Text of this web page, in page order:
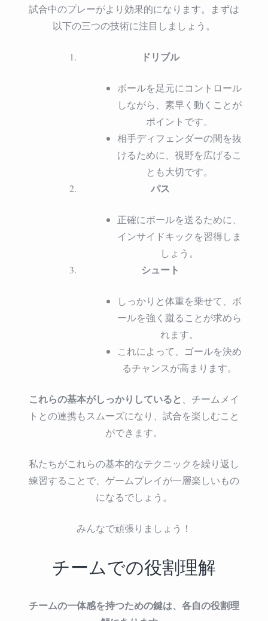
試合中のプレーがより効果的になります。まずは
以下の三つの技術に注目しましょう。
ドリブル
ボールを足元にコントロール
しながら、素早く動くことが
ポイントです。
相手ディフェンダーの間を抜
けるために、視野を広げるこ
とも大切です。
パス
正確にボールを送るために、
インサイドキックを習得しま
しょう。
シュート
しっかりと体重を乗せて、ボ
ールを強く蹴ることが求めら
れます。
これによって、ゴールを決め
るチャンスが高まります。
これらの基本がしっかりしていると
、チームメイ
トとの連携もスムーズになり、試合を楽しむこと
ができます。
私たちがこれらの基本的なテクニックを繰り返し
練習することで、ゲームプレイが一層楽しいもの
になるでしょう。
みんなで頑張りましょう！
チームでの役割理解
チームの一体感を持つための鍵は、各自の役割理